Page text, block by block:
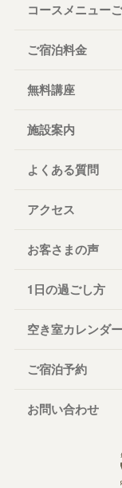
コースメニュー
ご宿泊料金
無料講座
施設案内
よくある質問
アクセス
お客さまの声
1日の過ごし方
空き室カレンダー
ご宿泊予約
お問い合わせ